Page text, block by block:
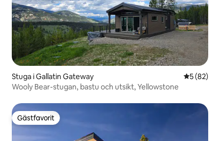
Stuga i Gallatin Gateway 5 av 5 i
5 (82)
Wooly Bear-stugan, bastu och utsikt, Yellowstone
Gästfavorit
Gästfavorit